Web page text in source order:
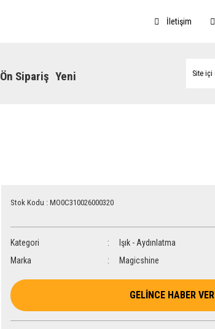
İletişim
Ön Sipariş Yeni
Stok Kodu : MO0C310026000320
Kategori
Işık - Aydınlatma
Marka
Magicshine
GELİNCE HABER VER